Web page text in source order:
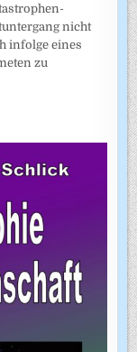
nicht
infolge eines
zu